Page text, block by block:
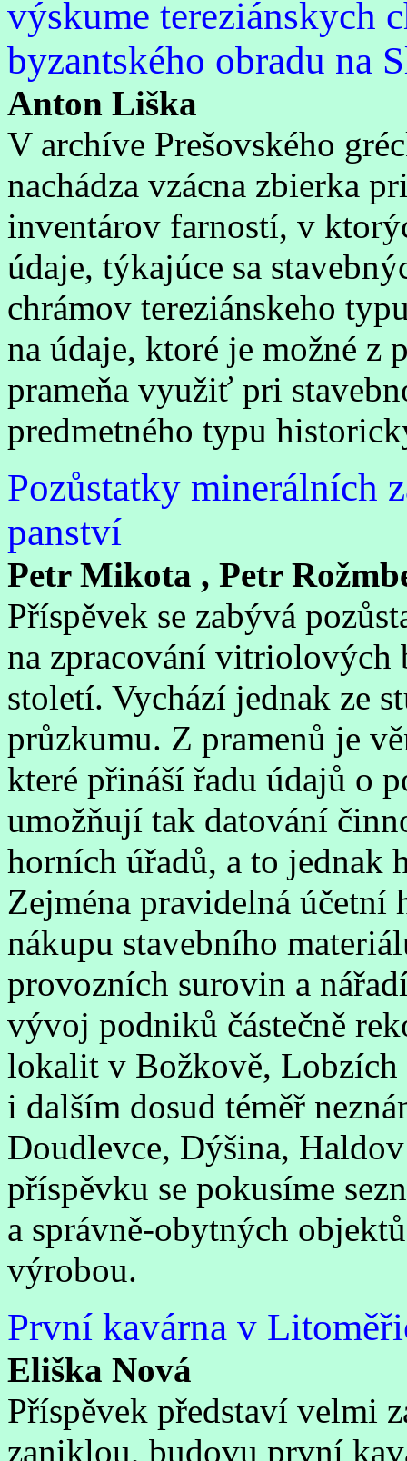
výskume tereziánskych
byzantského obradu na
Anton Liška
V archíve Prešovského
nachádza vzácna zbierka
inventárov farností, v
údaje, týkajúce sa
chrámov tereziánskeho
na údaje, ktoré je možné z
prameňa využiť pri
predmetného typu
Pozůstatky minerálních
panství
Petr Mikota , Petr
Příspěvek se zabývá
na zpracování vitriolových
století. Vychází jednak ze
průzkumu. Z pramenů je
které přináší řadu údajů o
umožňují tak datování
horních úřadů, a to jednak
Zejména pravidelná účetní
nákupu stavebního
provozních surovin a
vývoj podniků částečně
lokalit v Božkově, Lobzích
i dalším dosud téměř
Doudlevce, Dýšina,
příspěvku se pokusíme
a správně-obytných
výrobou.
První kavárna v
Eliška Nová
Příspěvek představí velmi
zaniklou, budovu první